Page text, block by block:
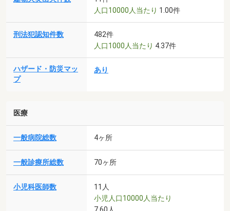
人口10000人当たり 1.00件
刑法犯認知件数
482件
人口1000人当たり 4.37件
ハザード・防災マッ
プ
あり
医療
一般病院総数 4ヶ所
一般診療所総数 70ヶ所
小児科医師数
11人
小児人口10000人当たり